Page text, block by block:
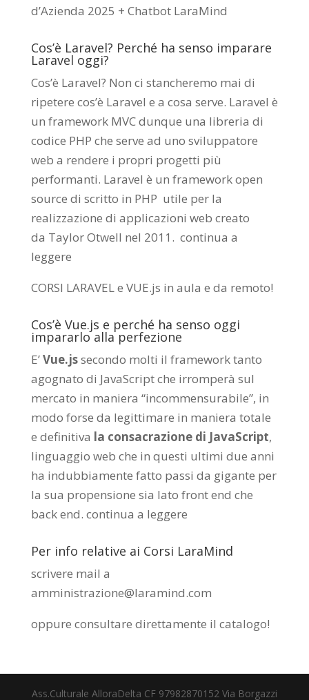
d’Azienda 2025 + Chatbot LaraMind
Cos’è Laravel? Perché ha senso imparare
Laravel oggi?
Cos’è Laravel? Non ci stancheremo mai di
ripetere cos’è Laravel e a cosa serve. Laravel è
un framework MVC dunque una libreria di
codice PHP che serve ad uno sviluppatore
web a rendere i propri progetti più
performanti. Laravel è un framework open
source di scritto in PHP utile per la
realizzazione di applicazioni web creato
da Taylor Otwell nel 2011. continua a
leggere
CORSI LARAVEL e VUE.js in aula e da remoto!
Cos’è Vue.js e perché ha senso oggi
impararlo alla perfezione
E’Vue.jssecondo molti il framework tanto
agognato di JavaScript che irromperà sul
mercato in maniera “incommensurabile”, in
modo forse da legittimare in maniera totale
e definitiva la consacrazione di JavaScript,
linguaggio web che in questi ultimi due anni
ha indubbiamente fatto passi da gigante per
la sua propensione sia lato front end che
back end. continua a leggere
Per info relative ai Corsi LaraMind
scrivere mail a
amministrazione@laramind.com
oppure consultare direttamente il catalogo!
Ass.Culturale AlloraDelta CF 97982870152 Via Borgazzi